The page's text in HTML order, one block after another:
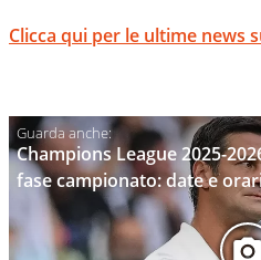
Clicca qui per le ultime news
Champions League 2025-
fase campionato: date e